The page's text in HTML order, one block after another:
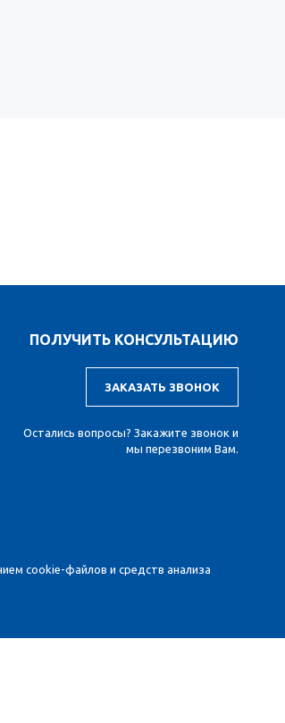
ПОЛУЧИТЬ КОНСУЛЬТАЦИЮ
ЗАКАЗАТЬ ЗВОНОК
Остались вопросы? Закажите звонок и
мы перезвоним Вам.
cookie-файлов и средств анализа